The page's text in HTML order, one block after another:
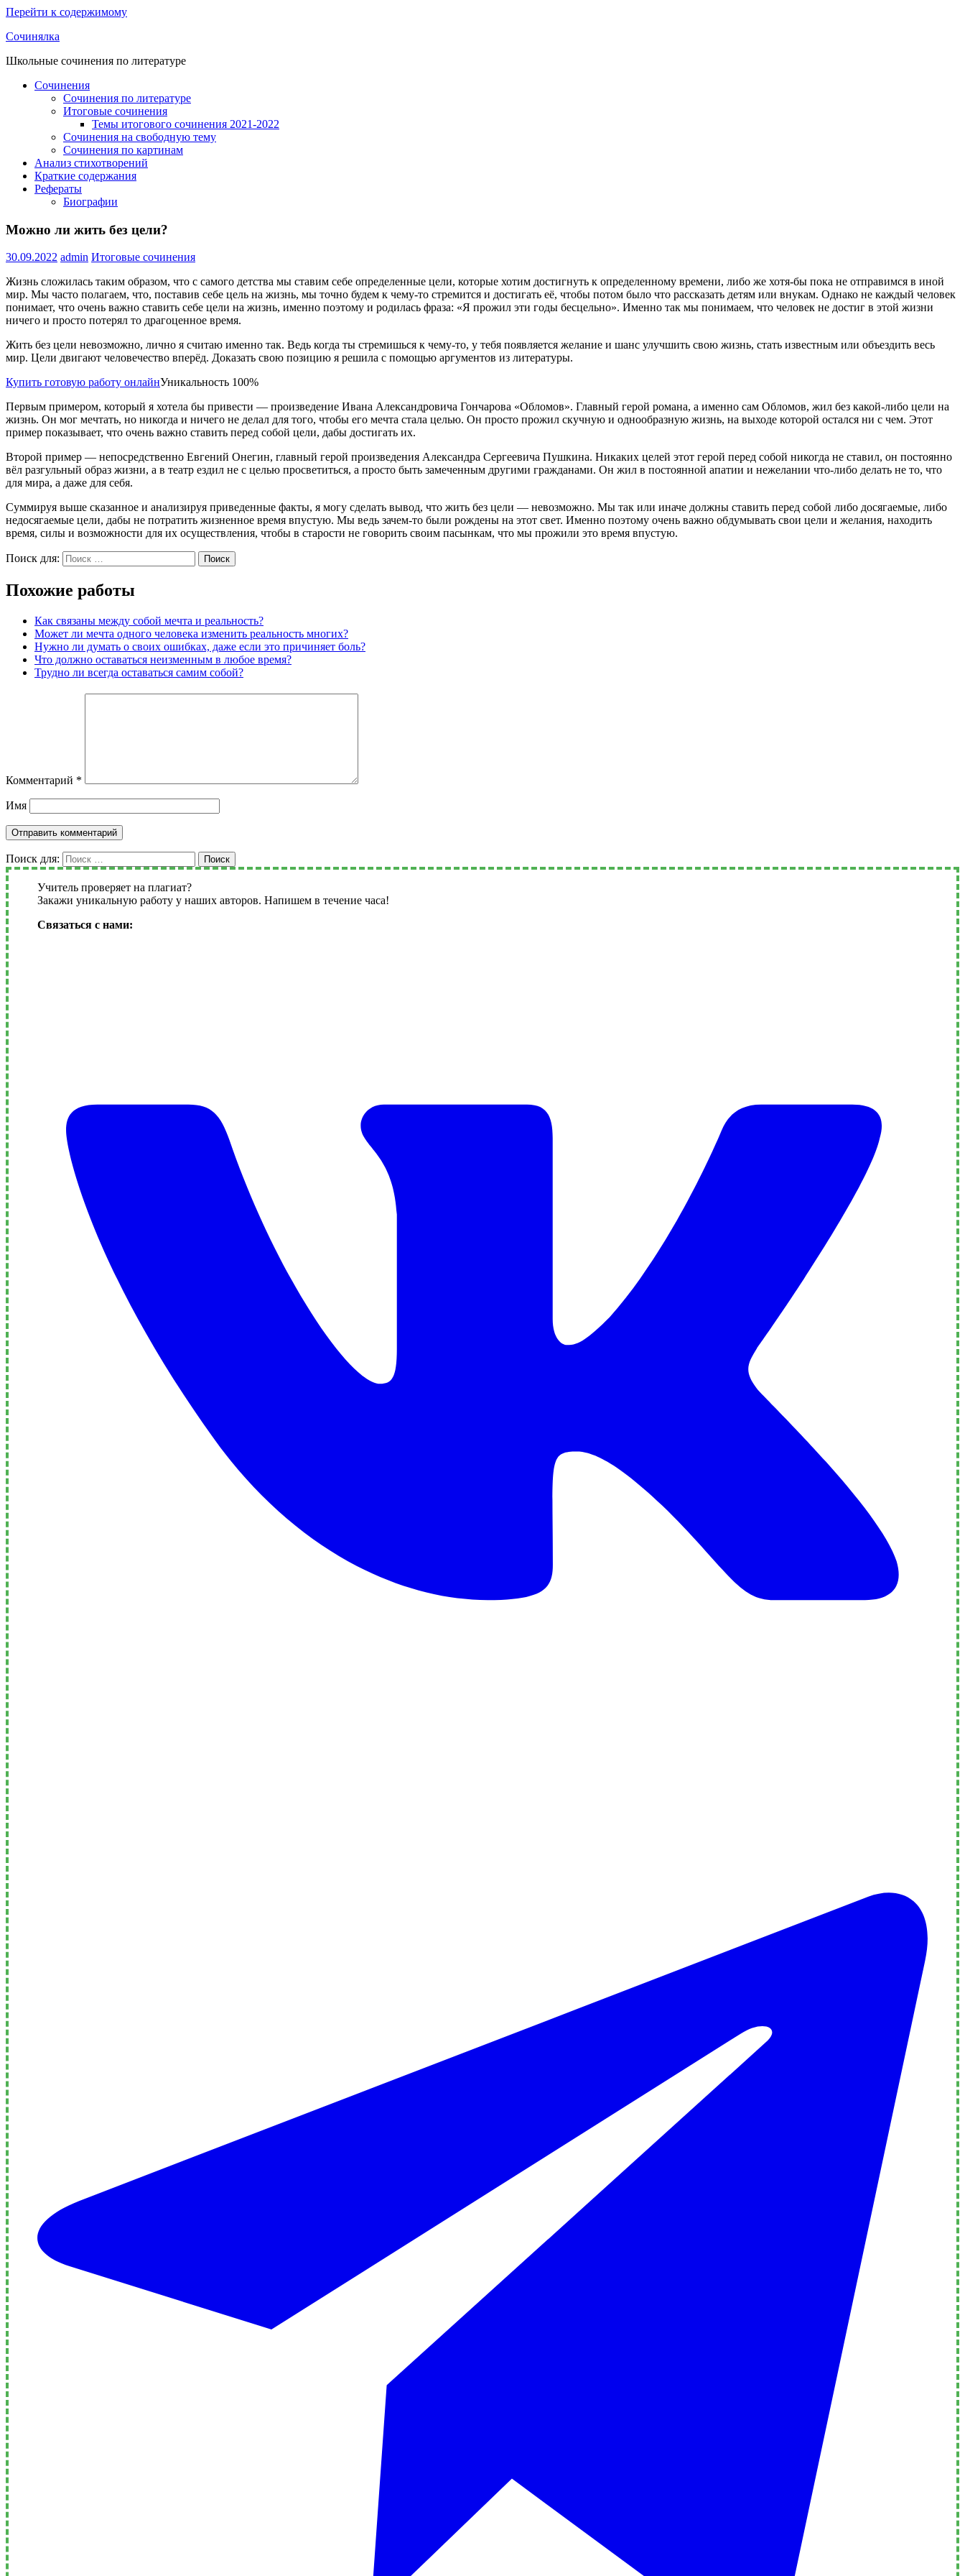
Перейти к содержимому
Сочинялка
Школьные сочинения по литературе
Сочинения
Сочинения по литературе
Итоговые сочинения
Темы итогового сочинения 2021-2022
Сочинения на свободную тему
Сочинения по картинам
Анализ стихотворений
Краткие содержания
Рефераты
Биографии
Можно ли жить без цели?
30.09.2022 admin Итоговые сочинения
Жизнь сложилась таким образом, что с самого детства мы ставим себе определенные цели, которые хотим достигнуть к определенному времени, либо же хотя-бы пока не отправимся в иной
мир. Мы часто полагаем, что, поставив себе цель на жизнь, мы точно будем к чему-то стремится и достигать её, чтобы потом было что рассказать детям или внукам. Однако не каждый человек
понимает, что очень важно ставить себе цели на жизнь, именно поэтому и родилась фраза: «Я прожил эти годы бесцельно». Именно так мы понимаем, что человек не достиг в этой жизни
ничего и просто потерял то драгоценное время.
Жить без цели невозможно, лично я считаю именно так. Ведь когда ты стремишься к чему-то, у тебя появляется желание и шанс улучшить свою жизнь, стать известным или объездить весь
мир. Цели двигают человечество вперёд. Доказать свою позицию я решила с помощью аргументов из литературы.
Купить готовую работу онлайнУникальность 100%
Первым примером, который я хотела бы привести — произведение Ивана Александровича Гончарова «Обломов». Главный герой романа, а именно сам Обломов, жил без какой-либо цели на
жизнь. Он мог мечтать, но никогда и ничего не делал для того, чтобы его мечта стала целью. Он просто прожил скучную и однообразную жизнь, на выходе которой остался ни с чем. Этот
пример показывает, что очень важно ставить перед собой цели, дабы достигать их.
Второй пример — непосредственно Евгений Онегин, главный герой произведения Александра Сергеевича Пушкина. Никаких целей этот герой перед собой никогда не ставил, он постоянно
вёл разгульный образ жизни, а в театр ездил не с целью просветиться, а просто быть замеченным другими гражданами. Он жил в постоянной апатии и нежелании что-либо делать не то, что
для мира, а даже для себя.
Суммируя выше сказанное и анализируя приведенные факты, я могу сделать вывод, что жить без цели — невозможно. Мы так или иначе должны ставить перед собой либо досягаемые, либо
недосягаемые цели, дабы не потратить жизненное время впустую. Мы ведь зачем-то были рождены на этот свет. Именно поэтому очень важно обдумывать свои цели и желания, находить
время, силы и возможности для их осуществления, чтобы в старости не говорить своим пасынкам, что мы прожили это время впустую.
Поиск для: Поиск
Похожие работы
Как связаны между собой мечта и реальность?
Может ли мечта одного человека изменить реальность многих?
Нужно ли думать о своих ошибках, даже если это причиняет боль?
Что должно оставаться неизменным в любое время?
Трудно ли всегда оставаться самим собой?
Комментарий *
Имя
Поиск для: Поиск
Учитель проверяет на плагиат?
Закажи уникальную работу у наших авторов. Напишем в течение часа!
Связаться с нами: